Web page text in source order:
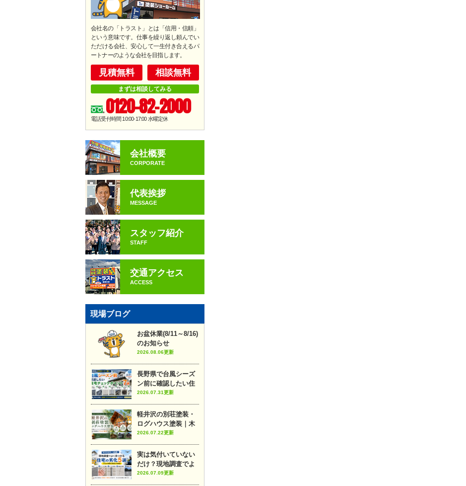
会社名の「トラスト」とは「信用・信頼」
という意味です。仕事を繰り返し頼んでい
ただける会社、安心して一生付き合えるパ
ートナーのような会社を目指します。
見積無料 相談無料
まずは相談してみる
0120-82-2000
電話受付時間 10:00-17:00水曜定休
会社概要
CORPORATE
代表挨拶
MESSAGE
スタッフ紹介
STAFF
交通アクセス
ACCESS
現場ブログ
お盆休業(8/11～8/16)
のお知らせ
2026.08.06更新
長野県で台風シーズ
ン前に確認したい住
宅チェックポイント7
選
2026.07.31更新
軽井沢の別荘塗装・
ログハウス塗装｜木
部メンテナンスのポ
イントや施工事例を
プロが解説
2026.07.22更新
実は気付いていない
だけ？現地調査でよ
く見つかる住宅の劣
化5選
2026.07.09更新